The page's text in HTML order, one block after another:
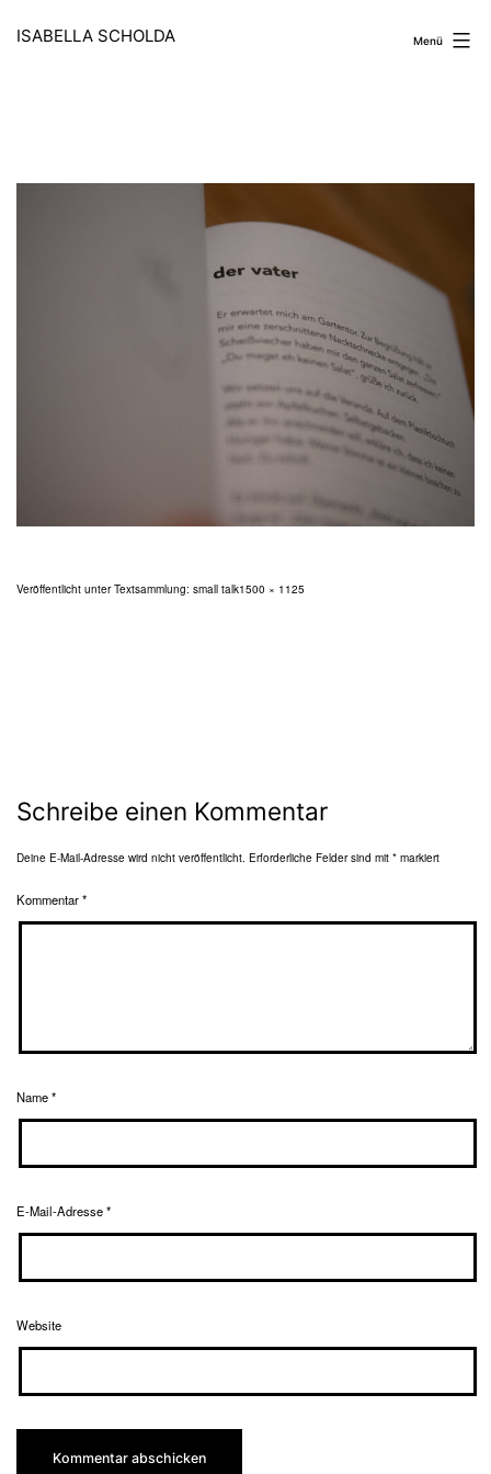
Inhalt
springen
ISABELLA SCHOLDA Menü
Veröffentlicht unterTextsammlung: small talkOriginalgröße
1500 × 1125
Schreibe einen Kommentar
Deine E-Mail-Adresse wird nicht veröffentlicht. Erforderliche Felder sind mit * markiert
Kommentar*
Name*
E-Mail-Adresse*
Website